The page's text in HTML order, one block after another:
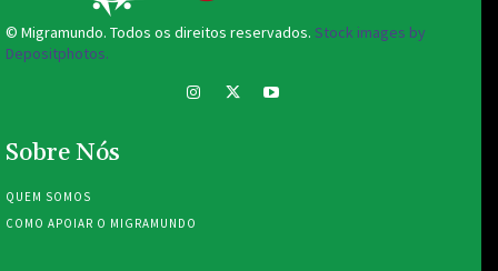
© Migramundo. Todos os direitos reservados. Stock images by
Depositphotos.
Sobre Nós
QUEM SOMOS
COMO APOIAR O MIGRAMUNDO